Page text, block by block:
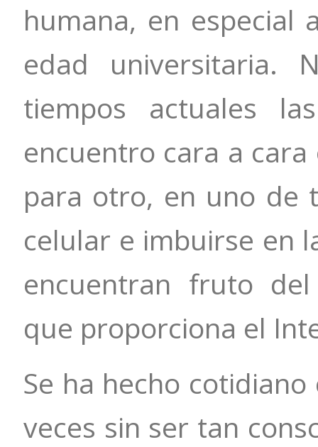
humana, en especial
edad universitaria.
tiempos actuales
encuentro cara a
para otro, en uno de
celular e imbuirse en
encuentran fruto
que proporciona el
Se ha hecho
veces sin ser tan